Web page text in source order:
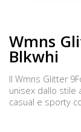
Wmns
Blkwhi
Il Wmns Glitter
unisex dallo stile
casual e sporty